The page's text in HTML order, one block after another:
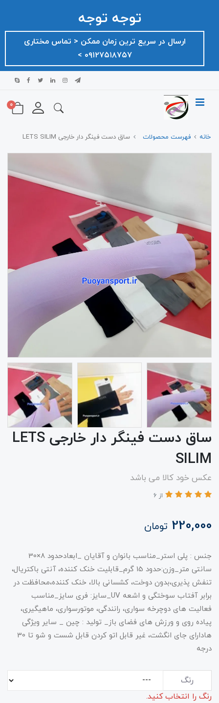
توجه توجه
ارسال در سریع ترین زمان ممکن ‌< تماس مختاری
۰۹۱۲۷۵۱۸۷۵۷ >
0
خانه فهرست محصولات ساق دست فینگر دار خارجی LETS SILIM
ساق دست فینگر دار خارجی LETS
SILIM
عکس خود کالا می باشد
از 6
220,000 تومان
جنس : پلی استر_مناسب بانوان و آقایان _ابعادحدود 8×30
سانتی متر_وزن:حدود 15 گرم_قابلیت خنک کننده، آنتی باکتریال،
تنفش پذیری،بدون دوخت، کشسانی بالا، خنک کننده،محافظت در
برابر آفتاب سوختگی و اشعه UV_سایز: فری سایز_مناسب
فعالیت های دوچرخه سواری، رانندگی، موتورسواری، ماهیگیری،
پیاده روی و ورزش های فضای باز_ تولید : چین _ سایر ویژگی
هادارای جای انگشت، غیر قابل اتو کردن قابل شست و شو تا 30
درجه
رنگ
رنگ را انتخاب کنید.